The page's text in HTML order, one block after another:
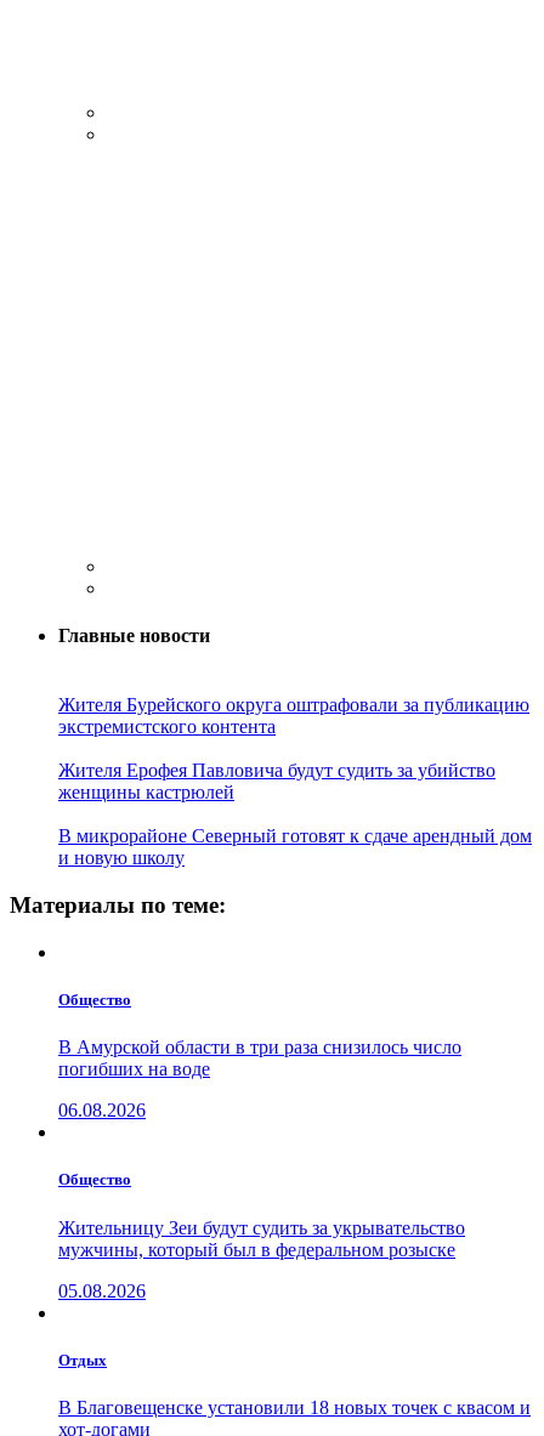
Главные новости
Жителя Бурейского округа оштрафовали за публикацию
экстремистского контента
Жителя Ерофея Павловича будут судить за убийство
женщины кастрюлей
В микрорайоне Северный готовят к сдаче арендный дом
и новую школу
Материалы по теме:
Общество
В Амурской области в три раза снизилось число
погибших на воде
06.08.2026
Общество
Жительницу Зеи будут судить за укрывательство
мужчины, который был в федеральном розыске
05.08.2026
Отдых
В Благовещенске установили 18 новых точек с квасом и
хот-догами